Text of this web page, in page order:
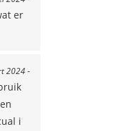
er
2024 -
i